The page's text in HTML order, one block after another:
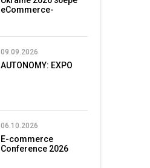
eCommerce-
09.09.2026
AUTONOMY: EXPO
06.10.2026
E-commerce
Conference 2026